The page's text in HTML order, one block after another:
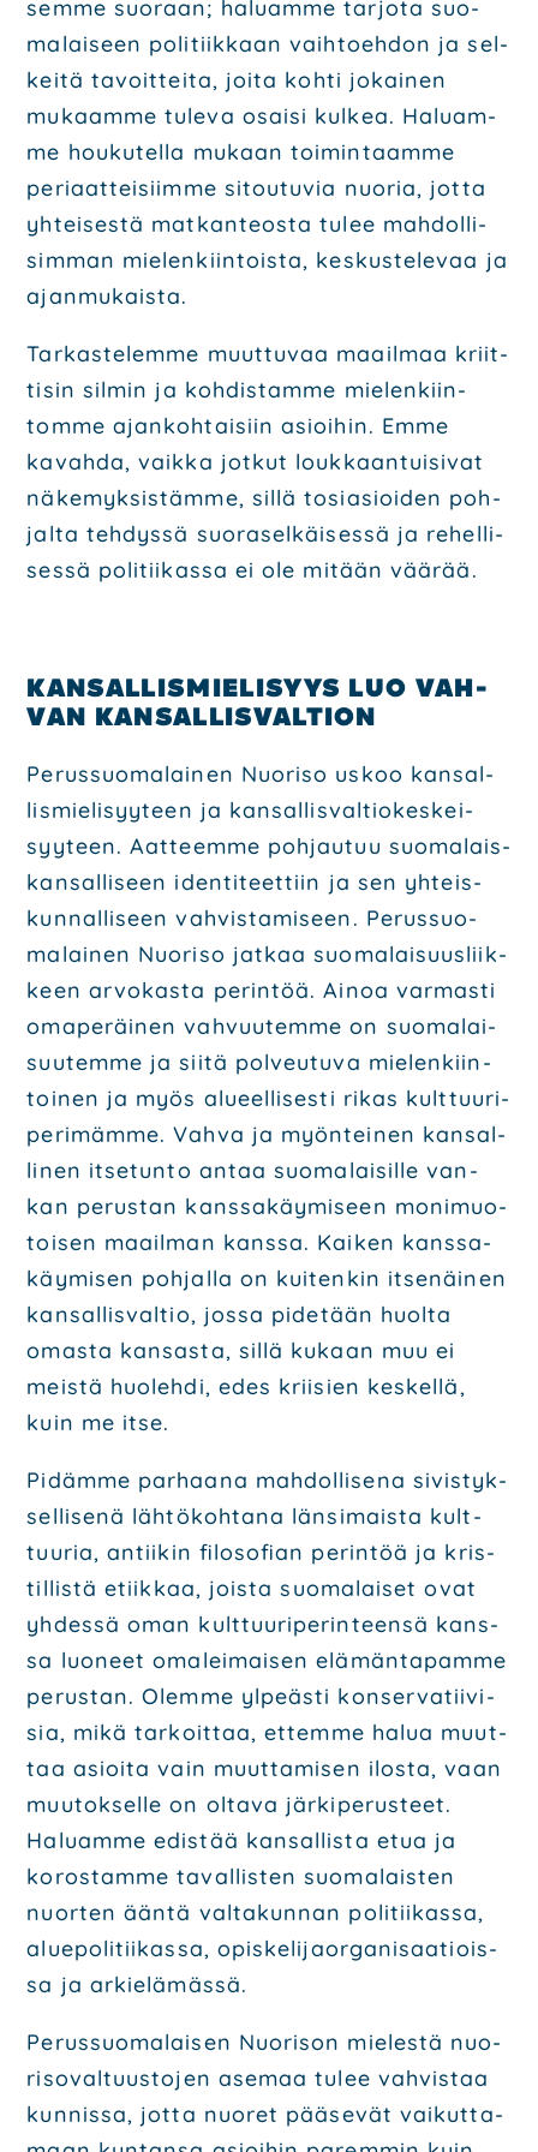
sem­me suo­raan; haluam­me tar­jo­ta suo­
ma­lai­seen poli­tiik­kaan vaih­toeh­don ja sel­
kei­tä tavoit­tei­ta, joi­ta koh­ti jokai­nen
mukaam­me tule­va osai­si kul­kea. Haluam­
me hou­ku­tel­la mukaan toi­min­taam­me
peri­aat­tei­siim­me sitou­tu­via nuo­ria, jot­ta
yhtei­ses­tä mat­kan­teos­ta tulee mah­dol­li­
sim­man mie­len­kiin­tois­ta, kes­kus­te­le­vaa ja
ajan­mu­kais­ta.
Tar­kas­te­lem­me muut­tu­vaa maa­il­maa kriit­
ti­sin sil­min ja koh­dis­tam­me mie­len­kiin­
tom­me ajan­koh­tai­siin asioi­hin. Emme
kavah­da, vaik­ka jot­kut louk­kaan­tui­si­vat
näke­myk­sis­täm­me, sil­lä tosi­asioi­den poh­
jal­ta teh­dys­sä suo­ra­sel­käi­ses­sä ja rehel­li­
ses­sä poli­tii­kas­sa ei ole mitään vää­rää.
KAN­SAL­LIS­MIE­LI­SYYS LUO VAH­
VAN KAN­SAL­LIS­VAL­TION
Perus­suo­ma­lai­nen Nuo­ri­so uskoo kan­sal­
lis­mie­li­syy­teen ja kan­sal­lis­val­tio­kes­kei­
syy­teen. Aat­teem­me poh­jau­tuu suo­ma­lais­
kan­sal­li­seen iden­ti­teet­tiin ja sen yhteis­
kun­nal­li­seen vah­vis­ta­mi­seen. Perus­suo­
ma­lai­nen Nuo­ri­so jat­kaa suo­ma­lai­suus­liik­
keen arvo­kas­ta perin­töä. Ainoa var­mas­ti
oma­pe­räi­nen vah­vuu­tem­me on suo­ma­lai­
suu­tem­me ja sii­tä pol­veu­tu­va mie­len­kiin­
toi­nen ja myös alu­eel­li­ses­ti rikas kult­tuu­ri­
pe­ri­mäm­me. Vah­va ja myön­tei­nen kan­sal­
li­nen itse­tun­to antaa suo­ma­lai­sil­le van­
kan perus­tan kans­sa­käy­mi­seen moni­muo­
toi­sen maa­il­man kans­sa. Kai­ken kans­sa­
käy­mi­sen poh­jal­la on kui­ten­kin itse­näi­nen
kan­sal­lis­val­tio, jos­sa pide­tään huol­ta
omas­ta kan­sas­ta, sil­lä kukaan muu ei
meis­tä huo­leh­di, edes krii­sien kes­kel­lä,
kuin me itse.
Pidäm­me par­haa­na mah­dol­li­se­na sivis­tyk­
sel­li­se­nä läh­tö­koh­ta­na län­si­mais­ta kult­
tuu­ria, antii­kin filo­so­fian perin­töä ja kris­
til­lis­tä etiik­kaa, jois­ta suo­ma­lai­set ovat
yhdes­sä oman kult­tuu­ri­pe­rin­teen­sä kans­
sa luo­neet oma­lei­mai­sen elä­män­ta­pam­me
perus­tan. Olem­me ylpeäs­ti kon­ser­va­tii­vi­
sia, mikä tar­koit­taa, ettem­me halua muut­
taa asioi­ta vain muut­ta­mi­sen ilos­ta, vaan
muu­tok­sel­le on olta­va jär­ki­pe­rus­teet.
Haluam­me edis­tää kan­sal­lis­ta etua ja
koros­tam­me taval­lis­ten suo­ma­lais­ten
nuor­ten ään­tä val­ta­kun­nan poli­tii­kas­sa,
alue­po­li­tii­kas­sa, opis­ke­li­jaor­ga­ni­saa­tiois­
sa ja arkie­lä­mäs­sä.
Perus­suo­ma­lai­sen Nuo­ri­son mie­les­tä nuo­
ri­so­val­tuus­to­jen ase­maa tulee vah­vis­taa
kun­nis­sa, jot­ta nuo­ret pää­se­vät vai­kut­ta­